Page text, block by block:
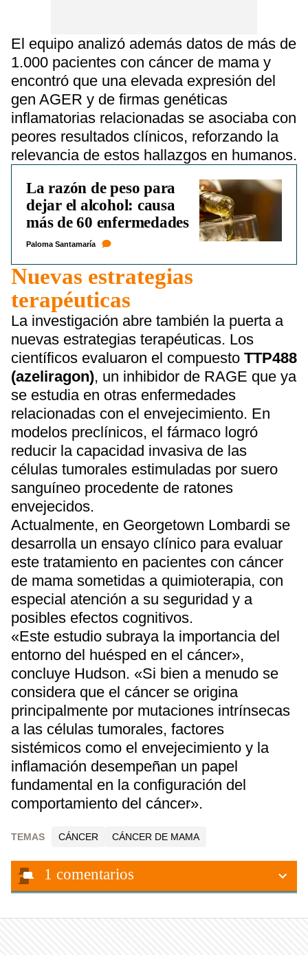
El equipo analizó además datos de más de
1.000 pacientes con cáncer de mama y
encontró que una elevada expresión del
gen AGER y de firmas genéticas
inflamatorias relacionadas se asociaba con
peores resultados clínicos, reforzando la
relevancia de estos hallazgos en humanos.
La razón de peso para
dejar el alcohol: causa
más de 60 enfermedades
Paloma Santamaría
Nuevas estrategias
terapéuticas
La investigación abre también la puerta a
nuevas estrategias terapéuticas. Los
científicos evaluaron el compuesto TTP488
(azeliragon), un inhibidor de RAGE que ya
se estudia en otras enfermedades
relacionadas con el envejecimiento. En
modelos preclínicos, el fármaco logró
reducir la capacidad invasiva de las
células tumorales estimuladas por suero
sanguíneo procedente de ratones
envejecidos.
Actualmente, en Georgetown Lombardi se
desarrolla un ensayo clínico para evaluar
este tratamiento en pacientes con cáncer
de mama sometidas a quimioterapia, con
especial atención a su seguridad y a
posibles efectos cognitivos.
«Este estudio subraya la importancia del
entorno del huésped en el cáncer»,
concluye Hudson. «Si bien a menudo se
considera que el cáncer se origina
principalmente por mutaciones intrínsecas
a las células tumorales, factores
sistémicos como el envejecimiento y la
inflamación desempeñan un papel
fundamental en la configuración del
comportamiento del cáncer».
TEMAS CÁNCER CÁNCER DE MAMA
1 comentarios